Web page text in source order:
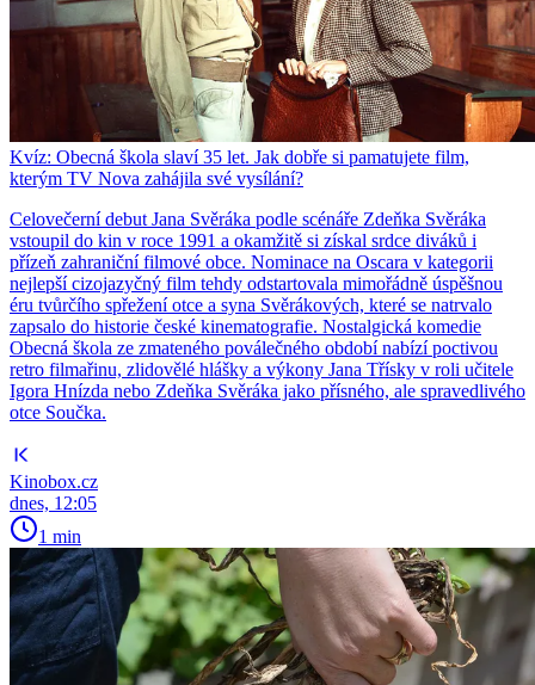
Kvíz: Obecná škola slaví 35 let. Jak dobře si pamatujete film,
kterým TV Nova zahájila své vysílání?
Celovečerní debut Jana Svěráka podle scénáře Zdeňka Svěráka
vstoupil do kin v roce 1991 a okamžitě si získal srdce diváků i
přízeň zahraniční filmové obce. Nominace na Oscara v kategorii
nejlepší cizojazyčný film tehdy odstartovala mimořádně úspěšnou
éru tvůrčího spřežení otce a syna Svěrákových, které se natrvalo
zapsalo do historie české kinematografie. Nostalgická komedie
Obecná škola ze zmateného poválečného období nabízí poctivou
retro filmařinu, zlidovělé hlášky a výkony Jana Třísky v roli učitele
Igora Hnízda nebo Zdeňka Svěráka jako přísného, ale spravedlivého
otce Součka.
Kinobox.cz
dnes, 12:05
1 min